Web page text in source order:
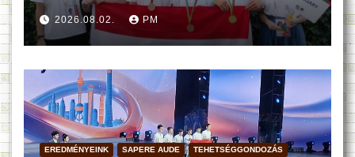
2026.08.02. PM
EREDMÉNYEINK SAPERE AUDE TEHETSÉGGONDOZÁS